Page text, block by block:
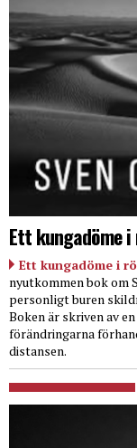
Ett kungadöme
Ett kungadöme i
nyutkommen bok om
personligt buren
Boken är skriven av
förändringarna
distansen.